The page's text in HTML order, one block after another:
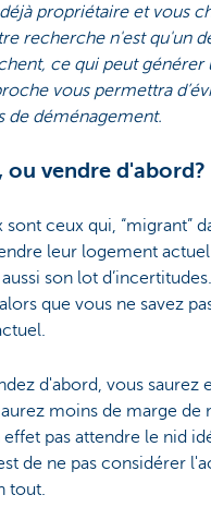
propriétaire et vous
recherche n'est qu'un
ce qui peut
vous permettra
de déménagement.
ou vendre d'abord?
sont ceux qui, “migrant”
leur logement
son lot
que vous ne savez
d'abord, vous
moins de marge
effet pas attendre le nid
de ne pas considérer
tout.